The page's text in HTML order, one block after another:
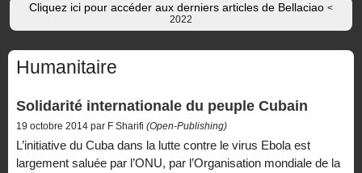
Cliquez ici pour accéder aux derniers articles de Bellaciao <
2022
Humanitaire
Solidarité internationale du peuple Cubain
19 octobre 2014 par F Sharifi (Open-Publishing)
L’initiative du Cuba dans la lutte contre le virus Ebola est
largement saluée par l’ONU, par l’Organisation mondiale de la